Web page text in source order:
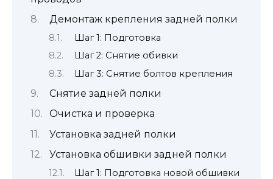
Демонтаж крепления задней полки
Шаг 1: Подготовка
Шаг 2: Снятие обивки
Шаг 3: Снятие болтов крепления
Снятие задней полки
Очистка и проверка
Установка задней полки
Установка обшивки задней полки
Шаг 1: Подготовка новой обшивки